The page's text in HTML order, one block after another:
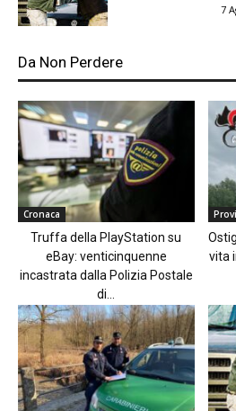
7
Da Non Perdere
Cronaca
Truffa della PlayStation su
eBay: venticinquenne
incastrata dalla Polizia Postale
di...
vita